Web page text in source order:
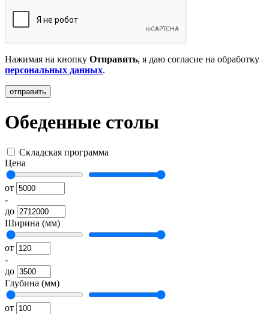
Нажимая на кнопку Отправить, я даю согласие на обработку
персональных данных.
Обеденные столы
Складская программа
Цена
от
-
до
Ширина (мм)
от
-
до
Глубина (мм)
от